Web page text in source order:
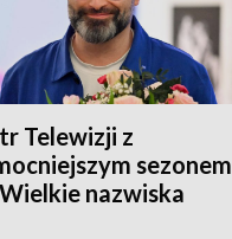
Telewizji z
nazwiska